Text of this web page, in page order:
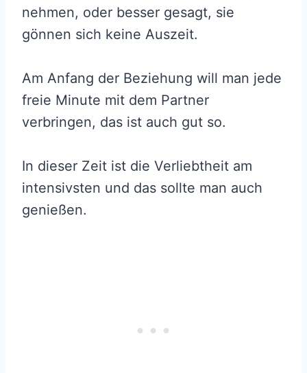
nehmen, oder besser gesagt, sie
gönnen sich keine Auszeit.
Am Anfang der Beziehung will man jede
freie Minute mit dem Partner
verbringen, das ist auch gut so.
In dieser Zeit ist die Verliebtheit am
intensivsten und das sollte man auch
genießen.